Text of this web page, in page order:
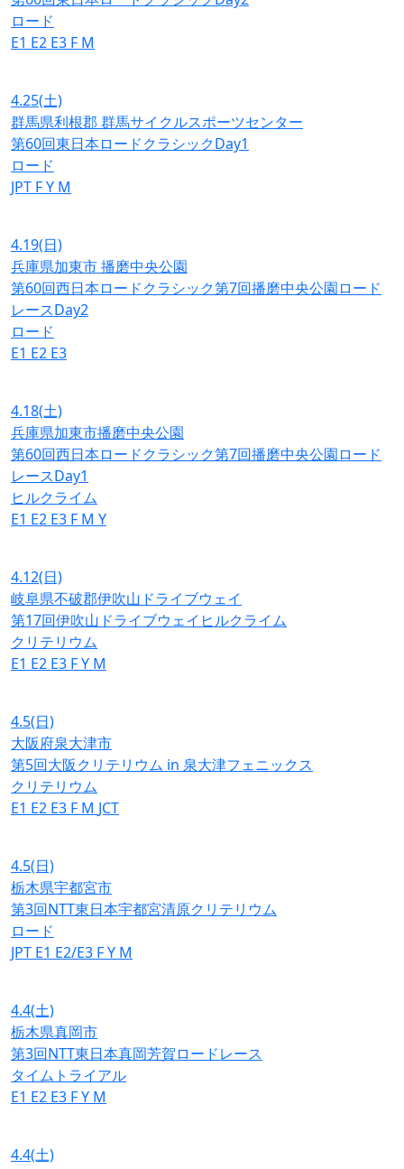
ロード
E1 E2 E3 F M
4.25(土)
群馬県利根郡 群馬サイクルスポーツセンター
第60回東日本ロードクラシックDay1
ロード
JPT FY M
4.19(日)
兵庫県加東市 播磨中央公園
第60回西日本ロードクラシック第7回播磨中央公園ロード
レースDay2
ロード
E1 E2 E3
4.18(土)
兵庫県加東市播磨中央公園
第60回西日本ロードクラシック第7回播磨中央公園ロード
レースDay1
ヒルクライム
E1 E2 E3 F M Y
4.12(日)
岐阜県不破郡伊吹山ドライブウェイ
第17回伊吹山ドライブウェイヒルクライム
クリテリウム
E1 E2 E3 FY M
4.5(日)
大阪府泉大津市
第5回大阪クリテリウム in 泉大津フェニックス
クリテリウム
E1 E2 E3 F M JCT
4.5(日)
栃木県宇都宮市
第3回NTT東日本宇都宮清原クリテリウム
ロード
JPT E1 E2/E3 FY M
4.4(土)
栃木県真岡市
第3回NTT東日本真岡芳賀ロードレース
タイムトライアル
E1 E2 E3 FY M
4.4(土)